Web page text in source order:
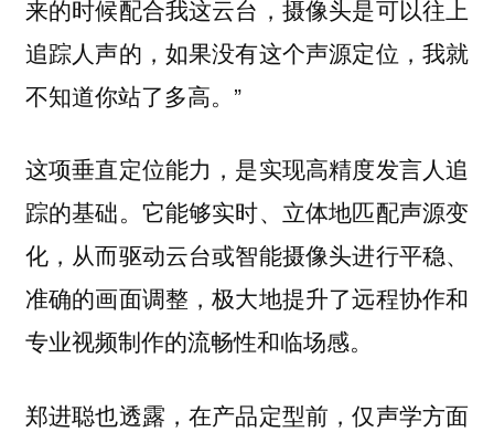
来的时候配合我这云台，摄像头是可以往上
追踪人声的，如果没有这个声源定位，我就
不知道你站了多高。”
这项垂直定位能力，是实现高精度发言人追
踪的基础。它能够实时、立体地匹配声源变
化，从而驱动云台或智能摄像头进行平稳、
准确的画面调整，极大地提升了远程协作和
专业视频制作的流畅性和临场感。
郑进聪也透露，在产品定型前，仅声学方面